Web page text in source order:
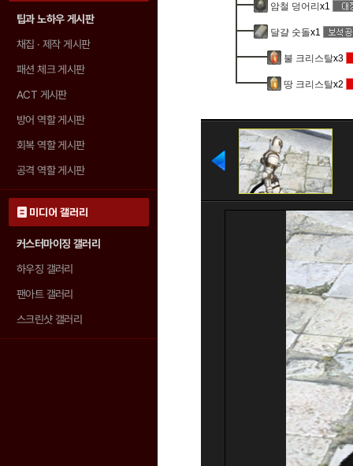
팁과 노하우 게시판
채집 · 제작 게시판
패션 체크 게시판
ACT 게시판
방어 역할 게시판
회복 역할 게시판
공격 역할 게시판
미디어 갤러리
커스터마이징 갤러리
하우징 갤러리
팬아트 갤러리
스크린샷 갤러리
암철 덩어리 x1
달걀 숫돌x1
불 크리스탈x3
땅 크리스탈x2